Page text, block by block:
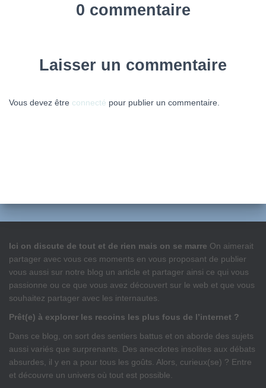
0 commentaire
Laisser un commentaire
Vous devez être connecté pour publier un commentaire.
Ici on discute de tout et de rien mais on se marre On aimerait
partager avec vous ces moments en vous proposant de publier
vous aussi sur notre blog un article et partager ainsi ce qui vous
passionne ou ce que vous avez découvert sur le web et que vous
souhaitez partager avec les internautes.
Prêt(e) à explorer les recoins les plus fous de l’internet ?
Dans ce blog, on sort des sentiers battus et on aborde des sujets
aussi variés que surprenants. Des anecdotes insolites aux débats
absurdes, il y en a pour tous les goûts. Alors, curieux(se) ? Entre
et découvre un univers où tout est possible.